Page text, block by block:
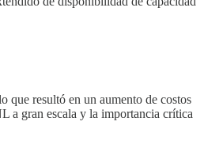
que resultó en un aumento de costos
a gran escala y la importancia crítica